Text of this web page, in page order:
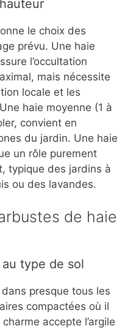
le choix des
prévu. Une haie
l’occultation
mais nécessite
locale et les
haie moyenne (1 à
convient en
du jardin. Une haie
un rôle purement
typique des jardins à
ou des lavandes.
de haie
type de sol
presque tous les
compactées où il
accepte l’argile